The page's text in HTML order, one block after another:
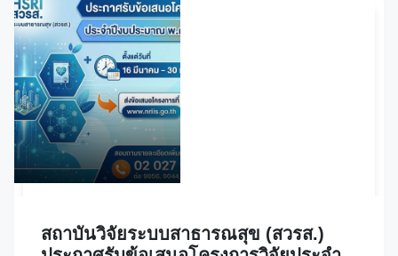
สถาบันวิจัยระบบสาธารณสุข (สวรส.)